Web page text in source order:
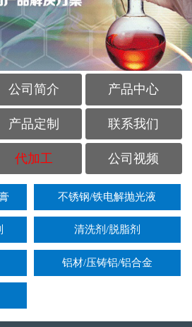
公司简介 产品中心
产品定制 联系我们
代加工 公司视频
不锈钢/铁电解抛光液
清洗剂/脱脂剂
铝材/压铸铝/铝合金